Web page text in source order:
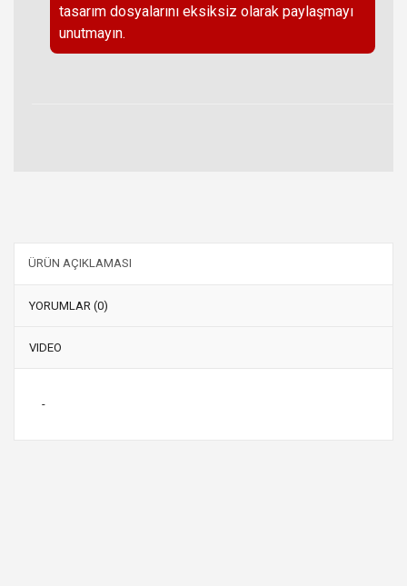
tasarım dosyalarını eksiksiz olarak paylaşmayı
unutmayın.
ÜRÜN AÇIKLAMASI
YORUMLAR (0)
VIDEO
-